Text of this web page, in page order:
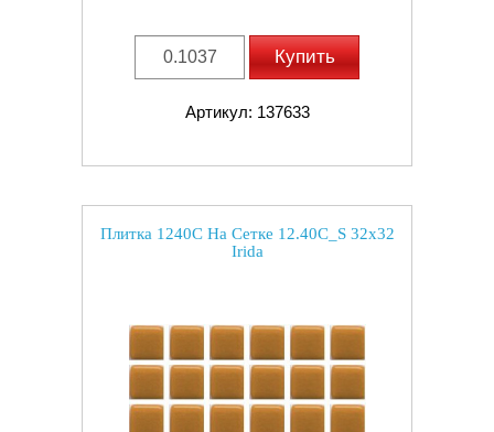
Купить
Артикул: 137633
Плитка 1240C На Сетке 12.40C_S 32x32
Irida